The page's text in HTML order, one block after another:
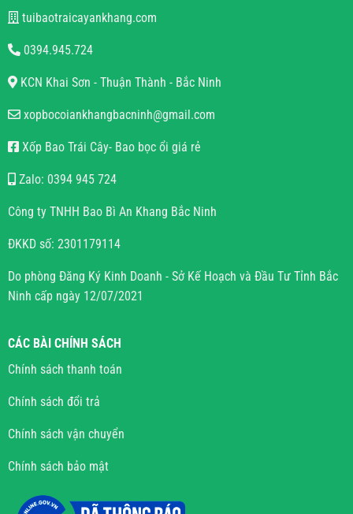
tuibaotraicayankhang.com
0394.945.724
KCN Khai Sơn - Thuận Thành - Bắc Ninh
xopbocoiankhangbacninh@gmail.com
Xốp Bao Trái Cây- Bao bọc ổi giá rẻ
Zalo: 0394 945 724
Công ty TNHH Bao Bì An Khang Bắc Ninh
ĐKKD số: 2301179114
Do phòng Đăng Ký Kinh Doanh - Sở Kế Hoạch và Đầu Tư Tỉnh Bắc
Ninh cấp ngày 12/07/2021
CÁC BÀI CHÍNH SÁCH
Chính sách thanh toán
Chính sách đổi trả
Chính sách vận chuyển
Chính sách bảo mật